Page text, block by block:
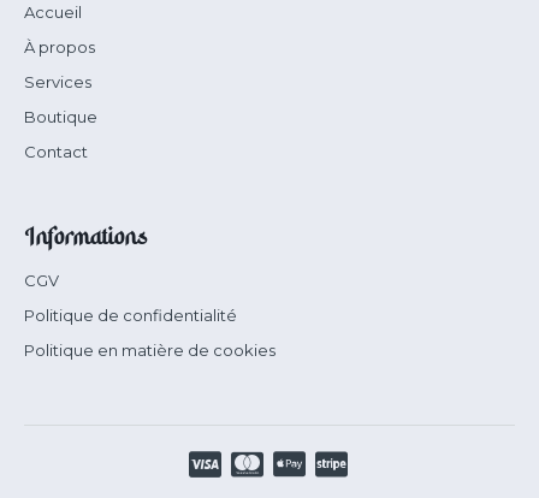
Accueil
À propos
Services
Boutique
Contact
Informations
CGV
Politique de confidentialité
Politique en matière de cookies